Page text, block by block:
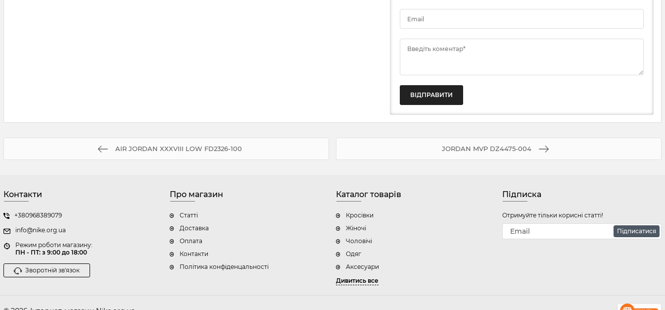
Email
Введіть коментар*
AIR JORDAN XXXVIII LOW FD2326-100 JORDAN MVP DZ4475-004
Контакти
+380968389079
info@nike.org.ua
Режим роботи магазину:
ПН - ПТ: з 9:00 до 18:00
Зворотній зв'язок
Про магазин
Статті
Доставка
Оплата
Контакти
Політика конфіденцальності
Каталог товарів
Кросівки
Жіночі
Чоловічі
Одяг
Аксесуари
Дивитись все
Підписка
Отримуйте тільки корисні статті!
Підписатися